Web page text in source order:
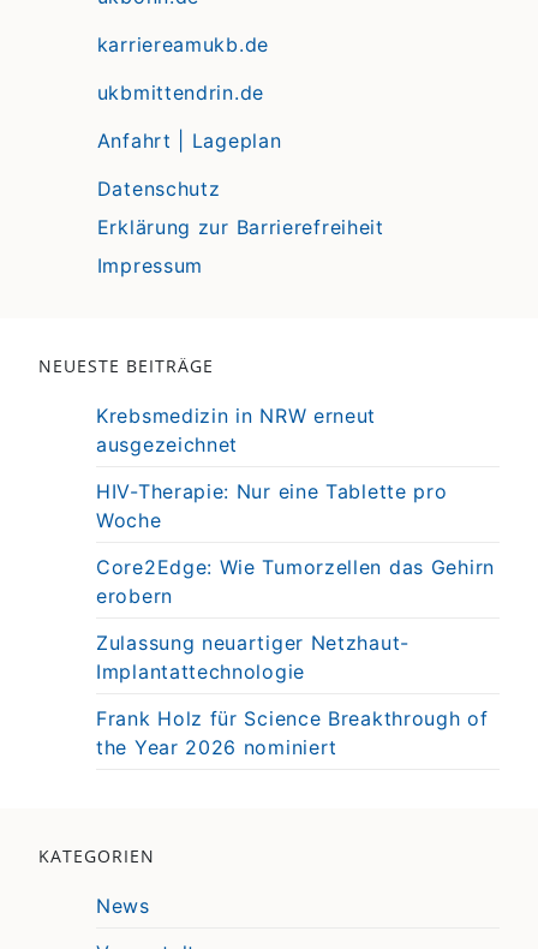
karriereamukb.de
ukbmittendrin.de
Anfahrt | Lageplan
Datenschutz
Erklärung zur Barrierefreiheit
Impressum
NEUESTE BEITRÄGE
Krebsmedizin in NRW erneut
ausgezeichnet
HIV-Therapie: Nur eine Tablette pro
Woche
Core2Edge: Wie Tumorzellen das Gehirn
erobern
Zulassung neuartiger Netzhaut-
Implantattechnologie
Frank Holz für Science Breakthrough of
the Year 2026 nominiert
KATEGORIEN
News